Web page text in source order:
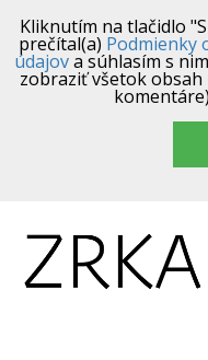
Kliknutím na tlačidlo
prečítal(a) Podmienky
údajova súhlasím s
zobraziť všetok obsah